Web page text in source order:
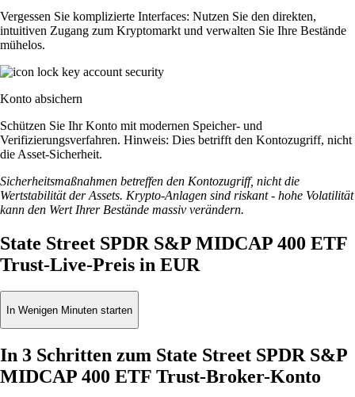
Vergessen Sie komplizierte Interfaces: Nutzen Sie den direkten,
intuitiven Zugang zum Kryptomarkt und verwalten Sie Ihre Bestände
mühelos.
Konto absichern
Schützen Sie Ihr Konto mit modernen Speicher- und
Verifizierungsverfahren. Hinweis: Dies betrifft den Kontozugriff, nicht
die Asset-Sicherheit.
Sicherheitsmaßnahmen betreffen den Kontozugriff, nicht die
Wertstabilität der Assets. Krypto-Anlagen sind riskant - hohe Volatilität
kann den Wert Ihrer Bestände massiv verändern.
State Street SPDR S&P MIDCAP 400 ETF
Trust-Live-Preis in EUR
In Wenigen Minuten starten
In 3 Schritten zum State Street SPDR S&P
MIDCAP 400 ETF Trust-Broker-Konto